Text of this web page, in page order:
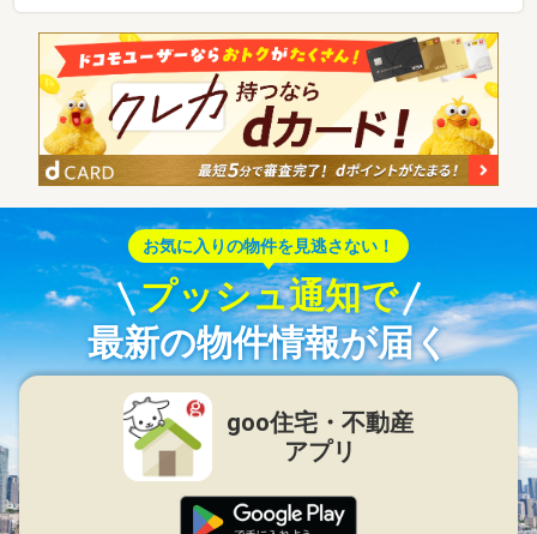
お気に入りの物件を見逃さない！
プッシュ通知で
最新の物件情報が届く
goo住宅・不動産
アプリ